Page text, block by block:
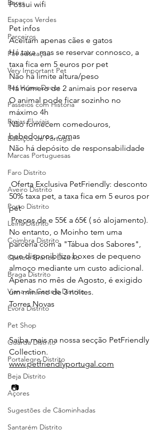
Bares
Espaços Verdes
Parceiros
Pet educação
Very Important Pet
Pet Home Decor
Passeios com História
Praias Fluviais
Baloiços de Portugal
Marcas Portuguesas
Faro Distrito
Aveiro Distrito
Porto Distrito
Leiria Distrito
Coimbra Distrito
Castelo Branco Distrito
Braga Distrito
Viana do Castelo Distrito
Évora Distrito
Pet Shop
Guarda Distrito
Portalegre Distrito
Beja Distrito
Açores
Sugestões de Cãominhadas
Santarém Distrito
Possui wifi
Pet infos
Aceitam apenas cães e gatos
Há taxa  mas se reservar connosco, a
taxa fica em 5 euros por pet
Não há limite altura/peso
Há número de 2 animais por reserva
O animal pode ficar sozinho no
máximo 4h
Não fornecem comedouros,
bebedouros, camas
Não há depósito de responsabilidade
50% taxa pet, a taxa fica em 5 euros por
pet
No entanto, o Moinho tem uma
parceria com a "Tábua dos Sabores",
que disponibiliza boxes de pequeno
almoço mediante um custo adicional.
Apenas no mês de Agosto, é exigido
um mínimo de 3 noites.
Torres Novas
Saiba mais na nossa secção PetFriendly
Collection.
www.petfriendlyportugal.com
📷